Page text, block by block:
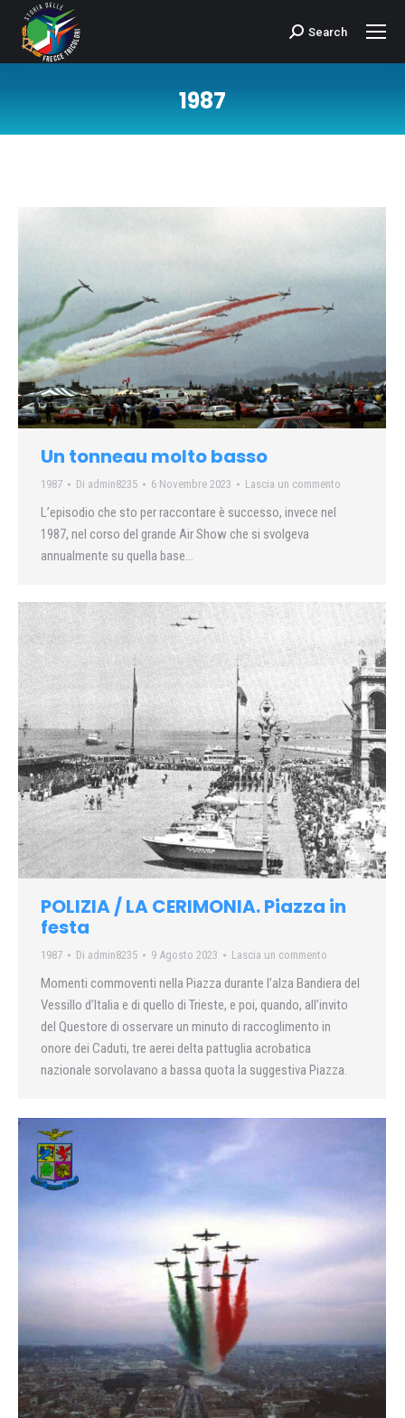
Cerca:Search
1987
Un tonneau molto basso
1987 Di admin8235 6 Novembre 2023 Lascia un commento
L’episodio che sto per raccontare è successo, invece nel
1987, nel corso del grande Air Show che si svolgeva
annualmente su quella base…
POLIZIA / LA CERIMONIA. Piazza in
festa
1987 Di admin8235 9 Agosto 2023 Lascia un commento
Momenti commoventi nella Piazza durante l’alza Bandiera del
Vessillo d’Italia e di quello di Trieste, e poi, quando, all’invito
del Questore di osservare un minuto di raccoglimento in
onore dei Caduti, tre aerei delta pattuglia acrobatica
nazionale sorvolavano a bassa quota la suggestiva Piazza.